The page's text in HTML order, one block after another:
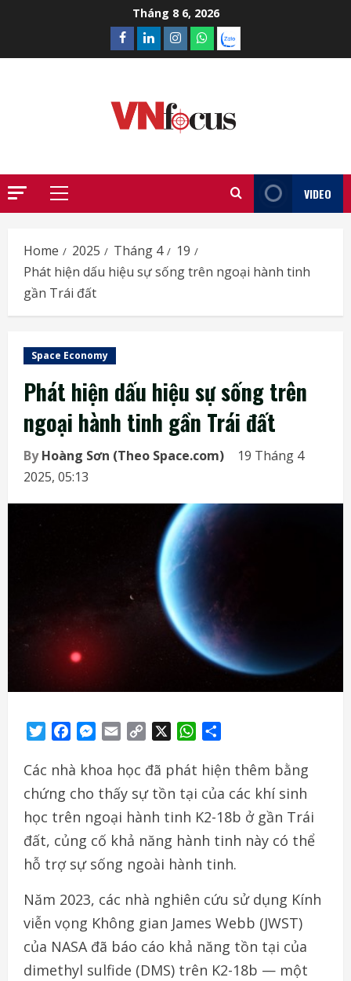
Tháng 8 6, 2026
Facebook
LinkedinInstagram
What’sapp
Zalo
Primary
VIDEO
Home 2025 Tháng 4
19
Phát hiện dấu hiệu sự sống trên ngoại hành tinh
gần Trái đất
Space Economy
Phát hiện dấu hiệu sự sống trên
ngoại hành tinh gần Trái đất
ByHoàng Sơn (Theo Space.com)
19 Tháng 4
2025, 05:13
TwitterFacebookMessenger
Email
Copy
WhatsApp
Các nhà khoa học đã phát hiện thêm bằng
chứng cho thấy sự tồn tại của các khí sinh
học trên ngoại hành tinh K2-18b ở gần Trái
đất, củng cố khả năng hành tinh này có thể
hỗ trợ sự sống ngoài hành tinh.
Năm 2023, các nhà nghiên cứu sử dụng Kính
viễn vọng Không gian James Webb (JWST)
của NASA đã báo cáo khả năng tồn tại của
dimethyl sulfide (DMS) trên K2-18b — một